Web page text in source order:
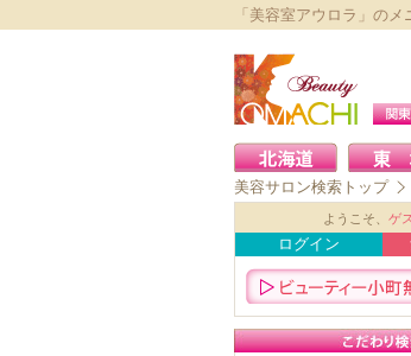
「美容室アウロラ」の
美容サロン検索トップ
ようこそ、 ゲ
ログイン